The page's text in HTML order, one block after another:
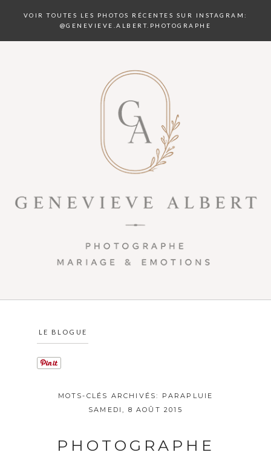
VOIR TOUTES LES PHOTOS RÉCENTES SUR INSTAGRAM:
@GENEVIEVE.ALBERT.PHOTOGRAPHE
LE BLOGUE
MOTS-CLÉS ARCHIVÉS:
PARAPLUIE
SAMEDI, 8 AOÛT 2015
PHOTOGRAPHE